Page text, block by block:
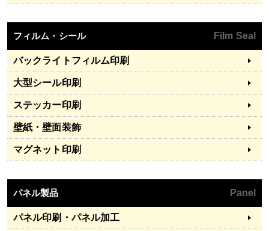
フィルム・シール Film Seal
バックライトフィルム印刷
大型シール印刷
ステッカー印刷
壁紙・壁面装飾
マグネット印刷
パネル製品 Panel
パネル印刷・パネル加工